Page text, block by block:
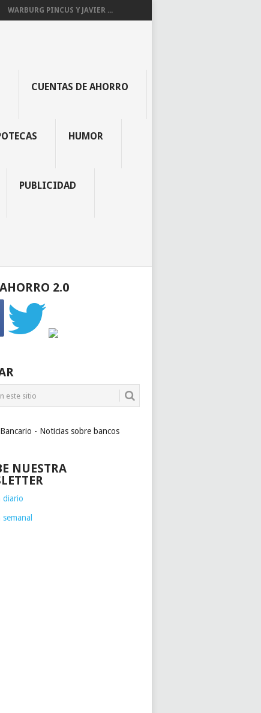
WARBURG PINCUS Y JAVIER ...
CUENTAS DE AHORRO
HUMOR
PUBLICIDAD
2.0
- Noticias sobre bancos
NUESTRA
diario